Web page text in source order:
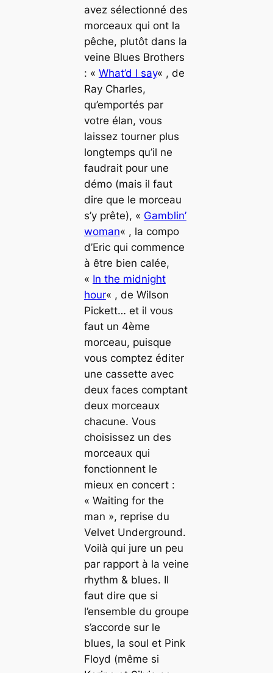
avez sélectionné des
morceaux qui ont la
pêche, plutôt dans la
veine Blues Brothers
: « What’d I say« , de
Ray Charles,
qu’emportés par
votre élan, vous
laissez tourner plus
longtemps qu’il ne
faudrait pour une
démo (mais il faut
dire que le morceau
s’y prête), « Gamblin’
woman« , la compo
d’Eric qui commence
à être bien calée,
« In the midnight
hour« , de Wilson
Pickett… et il vous
faut un 4ème
morceau, puisque
vous comptez éditer
une cassette avec
deux faces comptant
deux morceaux
chacune. Vous
choisissez un des
morceaux qui
fonctionnent le
mieux en concert :
« Waiting for the
man », reprise du
Velvet Underground.
Voilà qui jure un peu
par rapport à la veine
rhythm & blues. Il
faut dire que si
l’ensemble du groupe
s’accorde sur le
blues, la soul et Pink
Floyd (même si